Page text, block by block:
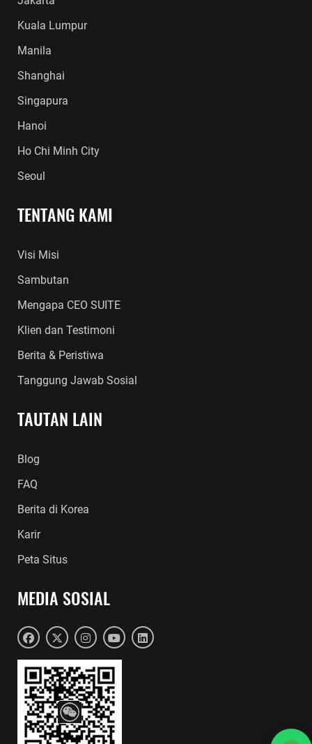
Kuala Lumpur
Manila
Shanghai
Singapura
Hanoi
Ho Chi Minh City
Seoul
TENTANG KAMI
Visi Misi
Sambutan
Mengapa CEO SUITE
Klien dan Testimoni
Berita & Peristiwa
Tanggung Jawab Sosial
TAUTAN LAIN
Blog
FAQ
Berita di Korea
Karir
Peta Situs
MEDIA SOSIAL